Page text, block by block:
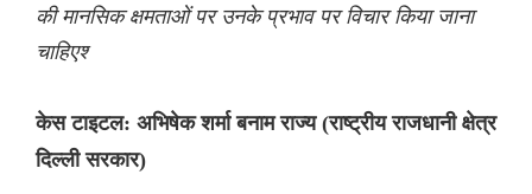
की मानसिक क्षमताओं पर उनके प्रभाव पर विचार किया जाना
चाहिएश्‍
केस टाइटल: अभिषेक शर्मा बनाम राज्य (राष्ट्रीय राजधानी क्षेत्र
दिल्ली सरकार)